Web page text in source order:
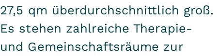
27,5 qm überdurchschnittlich groß.
Es stehen zahlreiche Therapie-
und Gemeinschaftsräume zur